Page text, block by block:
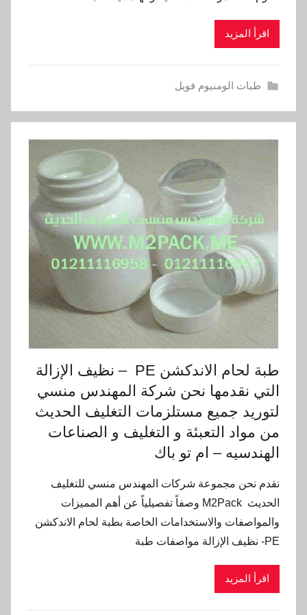
اقرأ المزيد
طبات الومنيوم فويل
طبة لحام الاندكشن PE – نظيف الإزالة
التي نقدمها نحن شركة المهندس منسي
لتوريد جميع مستلزمات التغليف الحديث
من مواد التعبئة و التغليف و الصناعات
الهندسيه – ام تو باك
نقدم نحن مجموعة شركات المهندس منسي للتغليف
الحديث M2Pack وصفاً تفصيلياً عن أهم المميزات
والمواصفات والاستخدامات الخاصة بطبة لحام الاندكشن
PE- نظيف الإزالة مواصفات طبة
اقرأ المزيد